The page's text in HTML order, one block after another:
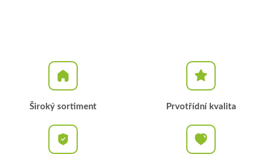
Široký sortiment Prvotřídní kvalita